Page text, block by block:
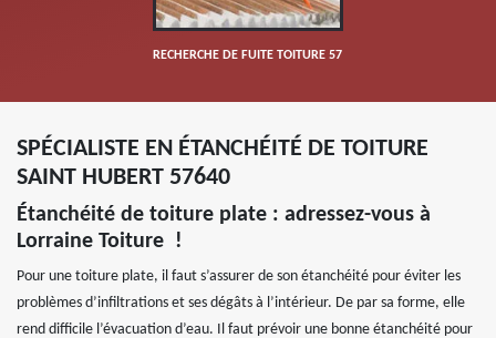
RECHERCHE DE FUITE TOITURE 57
SPÉCIALISTE EN ÉTANCHÉITÉ DE TOITURE
SAINT HUBERT 57640
Étanchéité de toiture plate : adressez-vous à
Lorraine Toiture !
Pour une toiture plate, il faut s’assurer de son étanchéité pour éviter les
problèmes d’infiltrations et ses dégâts à l’intérieur. De par sa forme, elle
rend difficile l’évacuation d’eau. Il faut prévoir une bonne étanchéité pour